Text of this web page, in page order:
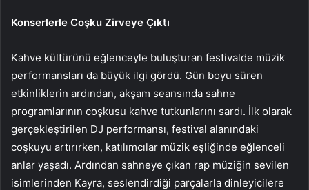
Konserlerle Coşku Zirveye Çıktı
Kahve kültürünü eğlenceyle buluşturan festivalde müzik
performansları da büyük ilgi gördü. Gün boyu süren
etkinliklerin ardından, akşam seansında sahne
programlarının coşkusu kahve tutkunlarını sardı. İlk olarak
gerçekleştirilen DJ performansı, festival alanındaki
coşkuyu artırırken, katılımcılar müzik eşliğinde eğlenceli
anlar yaşadı. Ardından sahneye çıkan rap müziğin sevilen
isimlerinden Kayra, seslendirdiği parçalarla dinleyicilere